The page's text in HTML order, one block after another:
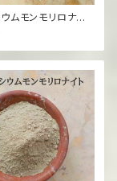
ムモンモリロナイト